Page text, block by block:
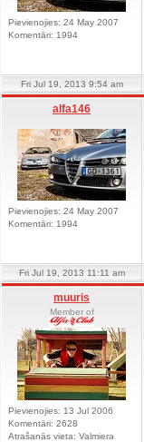
Pievienojies: 24 May 2007
Komentāri: 1994
Fri Jul 19, 2013 9:54 am
alfa146
Pievienojies: 24 May 2007
Komentāri: 1994
Fri Jul 19, 2013 11:11 am
muuris
Member of
Pievienojies: 13 Jul 2006
Komentāri: 2628
Atrašanās vieta: Valmiera